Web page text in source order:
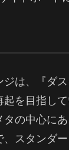
ジは、『ダ
を目指して
タの中心に
スタンダ